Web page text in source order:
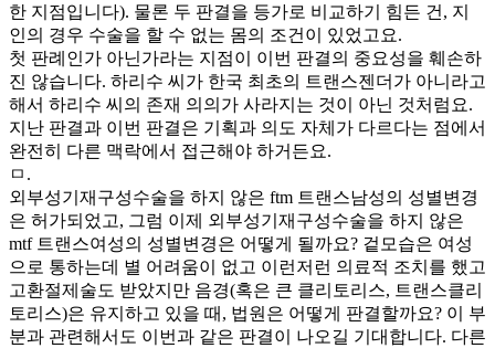
한 지점입니다). 물론 두 판결을 등가로 비교하기 힘든 건, 지
인의 경우 수술을 할 수 없는 몸의 조건이 있었고요.
첫 판례인가 아닌가라는 지점이 이번 판결의 중요성을 훼손하
진 않습니다. 하리수 씨가 한국 최초의 트랜스젠더가 아니라고
해서 하리수 씨의 존재 의의가 사라지는 것이 아닌 것처럼요.
지난 판결과 이번 판결은 기획과 의도 자체가 다르다는 점에서
완전히 다른 맥락에서 접근해야 하거든요.
ㅁ.
외부성기재구성수술을 하지 않은 ftm 트랜스남성의 성별변경
은 허가되었고, 그럼 이제 외부성기재구성수술을 하지 않은
mtf 트랜스여성의 성별변경은 어떻게 될까요? 겉모습은 여성
으로 통하는데 별 어려움이 없고 이런저런 의료적 조치를 했고
고환절제술도 받았지만 음경(혹은 큰 클리토리스, 트랜스클리
토리스)은 유지하고 있을 때, 법원은 어떻게 판결할까요? 이 부
분과 관련해서도 이번과 같은 판결이 나오길 기대합니다. 다른